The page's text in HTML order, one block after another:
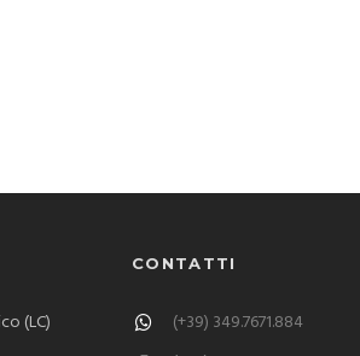
(LC)
CONTATTI
(+39) 349.7671.884